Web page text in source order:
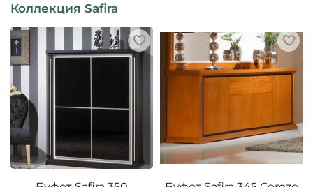
Коллекция Safira